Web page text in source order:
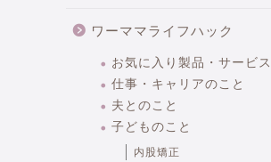
ワーママライフハック
お気に入り製品・サービス
仕事・キャリアのこと
夫とのこと
子どものこと
内股矯正